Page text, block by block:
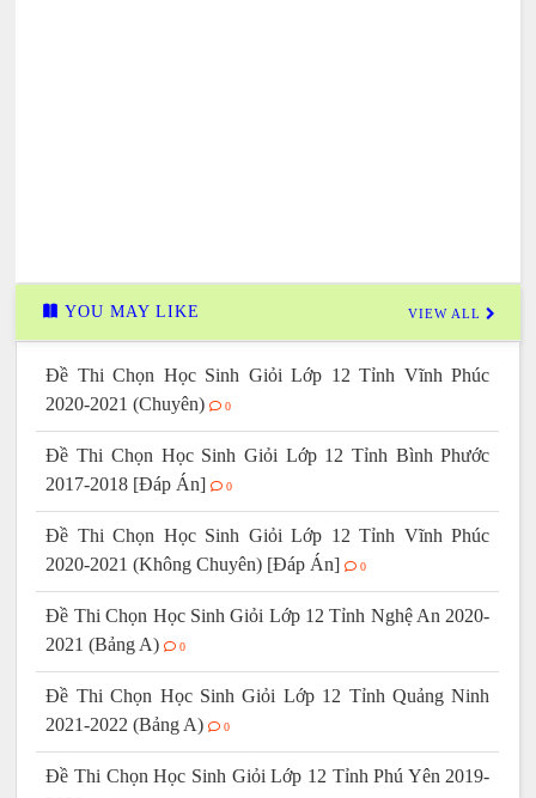
YOU MAY LIKE VIEW ALL
Đề Thi Chọn Học Sinh Giỏi Lớp 12 Tỉnh Vĩnh Phúc
2020-2021 (Chuyên)
0
Đề Thi Chọn Học Sinh Giỏi Lớp 12 Tỉnh Bình Phước
2017-2018 [Đáp Án]
0
Đề Thi Chọn Học Sinh Giỏi Lớp 12 Tỉnh Vĩnh Phúc
2020-2021 (Không Chuyên) [Đáp Án]
0
Đề Thi Chọn Học Sinh Giỏi Lớp 12 Tỉnh Nghệ An 2020-
2021 (Bảng A)
0
Đề Thi Chọn Học Sinh Giỏi Lớp 12 Tỉnh Quảng Ninh
2021-2022 (Bảng A)
0
Đề Thi Chọn Học Sinh Giỏi Lớp 12 Tỉnh Phú Yên 2019-